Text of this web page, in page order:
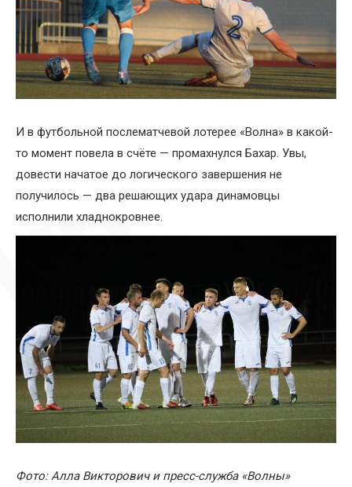
И в футбольной послематчевой лотерее «Волна» в какой-
то момент повела в счёте — промахнулся Бахар. Увы,
довести начатое до логического завершения не
получилось — два решающих удара динамовцы
исполнили хладнокровнее.
Фото: Алла Викторович и пресс-служба «Волны»